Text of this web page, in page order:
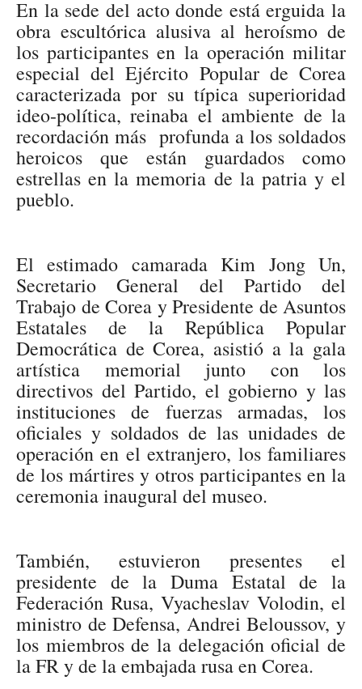
En la sede del acto donde está erguida la
obra escultórica alusiva al heroísmo de
los participantes en la operación militar
especial del Ejército Popular de Corea
caracterizada por su típica superioridad
ideo-política, reinaba el ambiente de la
recordación más profunda a los soldados
heroicos que están guardados como
estrellas en la memoria de la patria y el
pueblo.
El estimado camarada Kim Jong Un,
Secretario General del Partido del
Trabajo de Corea y Presidente de Asuntos
Estatales de la República Popular
Democrática de Corea, asistió a la gala
artística memorial junto con los
directivos del Partido, el gobierno y las
instituciones de fuerzas armadas, los
oficiales y soldados de las unidades de
operación en el extranjero, los familiares
de los mártires y otros participantes en la
ceremonia inaugural del museo.
También, estuvieron presentes el
presidente de la Duma Estatal de la
Federación Rusa, Vyacheslav Volodin, el
ministro de Defensa, Andrei Beloussov, y
los miembros de la delegación oficial de
la FR y de la embajada rusa en Corea.